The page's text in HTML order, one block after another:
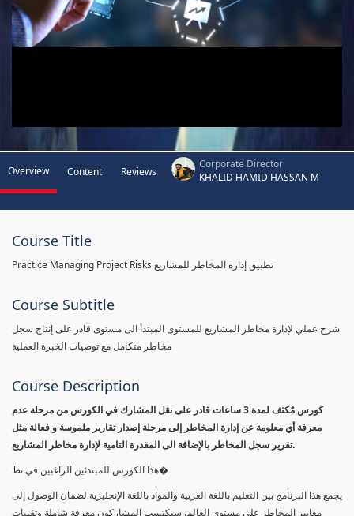
Overview Content Reviews
Corporate Director
KHALID HAMID HASSAN M
Course Title
Practice Managing Project Risks تطبيق إدارة المخاطر للمشاريع
Course Subtitle
شرح عملي لإدارة مخاطر المشاريع للمستوى المبتدأ الى مستوى قادر على إنتاج سجل
مخاطر متكامل مع توصيات الخبرة العملية
Course Description
كورس مٌكثف لمدة 3 ساعات قادر على نقل المشارك في الكورس من مرحلة عدم
معرفة أي معلومة عن إدارة المخاطر إلى مرحلة إصدار تقارير ملموسة و فعالة مثل
تقرير سجل المخاطر بالإضافة الى المقدرة التامية لإدارة مخاطر المشاريع.
هذا الكورس للمبتدئين الراغبين في تط�
يجمع هذا البرنامج بين التعليم باللغة العربية والمواد باللغة الإنجليزية لضمان الوصول إلى
معايير المخاطر على مستوى العالم. سيكتسب المشاركون معرفة شاملة وتقنيات